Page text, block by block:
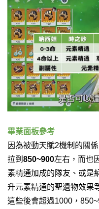
畢業面板參考
因為被動天賦2機制的關
拉到 850~900左右，而也
素精通加成的隊友、或是
升元素精通的聖遺物效果
這些後會超過1000，